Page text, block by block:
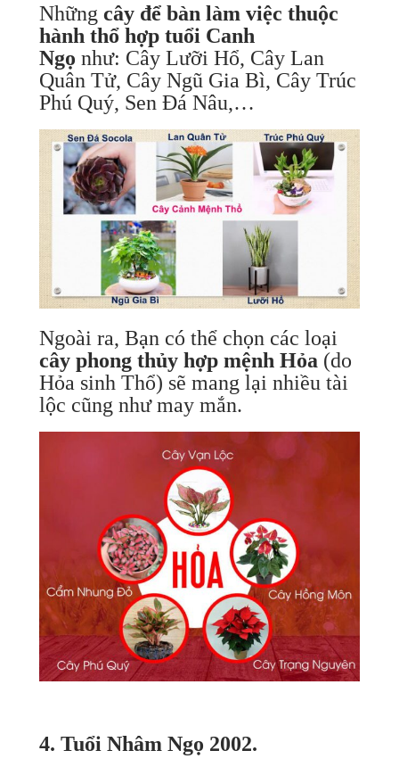
Những cây để bàn làm việc thuộc
hành thổ hợptuổi Canh
Ngọ như: Cây Lưỡi Hổ, Cây Lan
Quân Tử, Cây Ngũ Gia Bì, Cây Trúc
Phú Quý, Sen Đá Nâu,…
Ngoài ra, Bạn có thể chọn các loại
cây phong thủy hợp mệnh Hỏa (do
Hỏa sinh Thổ) sẽ mang lại nhiều tài
lộc cũng như may mắn.
4. Tuổi Nhâm Ngọ 2002.